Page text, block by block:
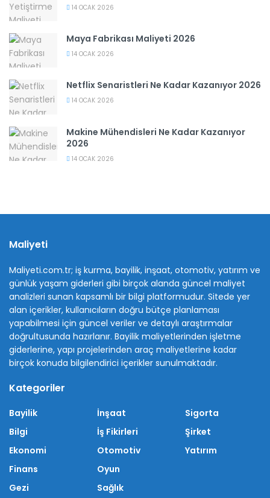
14 OCAK 2026
Maya Fabrikası Maliyeti 2026
14 OCAK 2026
Netflix Senaristleri Ne Kadar Kazanıyor 2026
14 OCAK 2026
Makine Mühendisleri Ne Kadar Kazanıyor
2026
14 OCAK 2026
Maliyeti
Maliyeti.com.tr; iş kurma, bayilik, inşaat, otomotiv, yatırım ve
günlük yaşam giderleri gibi birçok alanda güncel maliyet
analizleri sunan kapsamlı bir bilgi platformudur. Sitede yer
alan içerikler, kullanıcıların doğru bütçe planlaması
yapabilmesi için güncel veriler ve detaylı araştırmalar
doğrultusunda hazırlanır. Bayilik maliyetlerinden işletme
giderlerine, yapı projelerinden araç maliyetlerine kadar
birçok konuda bilgilendirici içerikler sunulmaktadır.
Kategoriler
Bayilik
Bilgi
Ekonomi
Finans
Gezi
İnşaat
İş Fikirleri
Otomotiv
Oyun
Sağlık
Sigorta
Şirket
Yatırım